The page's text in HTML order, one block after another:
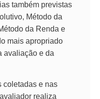
também previstas
Método da
da Renda e
mais apropriado
avaliação e da
coletadas e nas
realiza